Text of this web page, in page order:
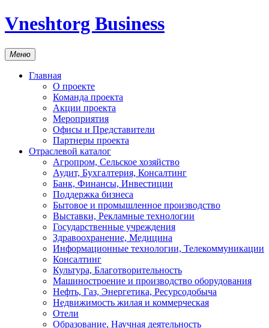
Vneshtorg Business
Меню
Главная
О проекте
Команда проекта
Акции проекта
Мероприятия
Офисы и Представители
Партнеры проекта
Отраслевой каталог
Агропром, Сельское хозяйство
Аудит, Бухгалтерия, Консалтинг
Банк, Финансы, Инвестиции
Поддержка бизнеса
Бытовое и промышленное производство
Выставки, Рекламные технологии
Государственные учреждения
Здравоохранение, Медицина
Информационные технологии, Телекоммуникации
Консалтинг
Культура, Благотворительность
Машиностроение и производство оборудования
Нефть, Газ, Энергетика, Ресурсодобыча
Недвижимость жилая и коммерческая
Отели
Образование, Научная деятельность